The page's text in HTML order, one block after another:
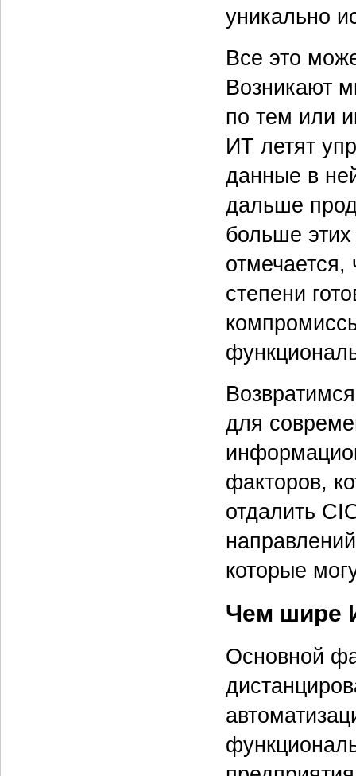
уникально
Все это
Возникают
по тем или
ИТ летят
данные в
дальше
больше
степени
для
факторов,
отдалить
которые
Чем шире
Основной